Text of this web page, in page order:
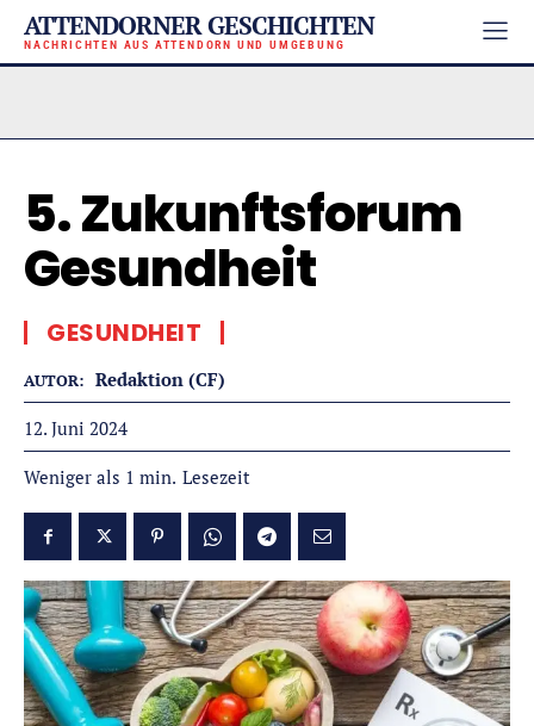
ATTENDORNER GESCHICHTEN
NACHRICHTEN AUS ATTENDORN UND UMGEBUNG
5. Zukunftsforum
Gesundheit
GESUNDHEIT
AUTOR: Redaktion (CF)
12. Juni 2024
Weniger als 1 min. Lesezeit